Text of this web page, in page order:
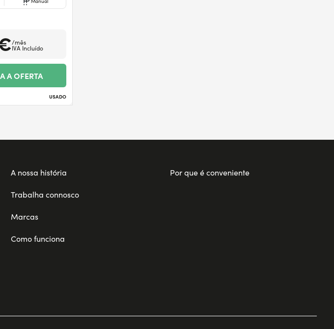
/mês
IVA Incluído
A OFERTA
USADO
A nossa história
Trabalha connosco
Marcas
Como funciona
Por que é conveniente